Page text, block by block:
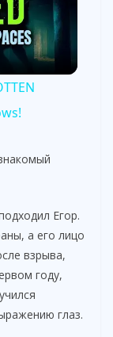
Егор.
а его лицо
взрыва,
году,
глаз.